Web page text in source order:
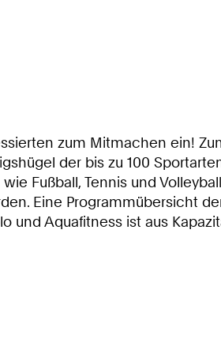
zum Mitmachen ein!
der bis zu 100
Fußball, Tennis und
Eine Programmübersicht
und Aquafitness ist aus